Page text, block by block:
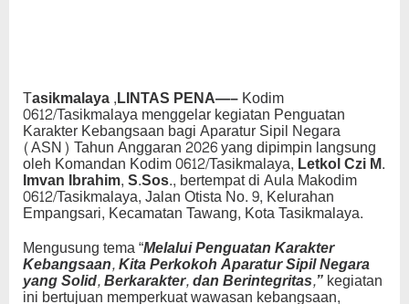
Tasikmalaya ,LINTAS PENA—–Kodim
0612/Tasikmalaya menggelar kegiatan Penguatan
Karakter Kebangsaan bagi Aparatur Sipil Negara
(ASN) Tahun Anggaran 2026 yang dipimpin langsung
oleh Komandan Kodim 0612/Tasikmalaya,Letkol Czi M.
Imvan Ibrahim, S.Sos., bertempat di Aula Makodim
0612/Tasikmalaya, Jalan Otista No. 9, Kelurahan
Empangsari, Kecamatan Tawang, Kota Tasikmalaya.
Mengusung tema “Melalui Penguatan Karakter
Kebangsaan, Kita Perkokoh Aparatur Sipil Negara
yang Solid, Berkarakter, dan Berintegritas,”kegiatan
ini bertujuan memperkuat wawasan kebangsaan,